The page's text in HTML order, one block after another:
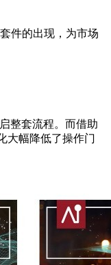
件的出现，为市场
整套流程。而借助
大幅降低了操作门